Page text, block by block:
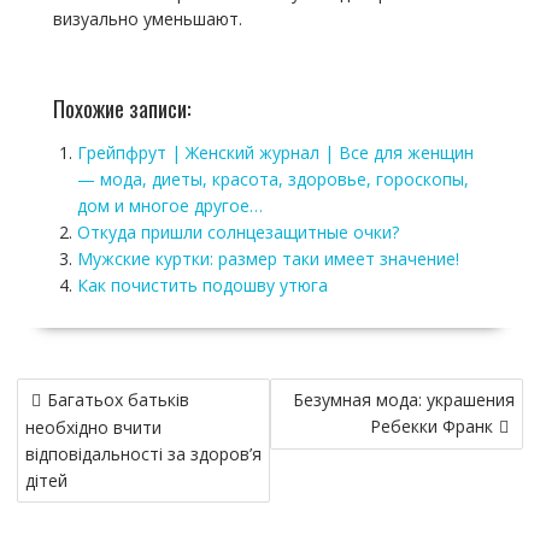
визуально уменьшают.
Похожие записи:
Грейпфрут | Женский журнал | Все для женщин
— мода, диеты, красота, здоровье, гороскопы,
дом и многое другое…
Откуда пришли солнцезащитные очки?
Мужские куртки: размер таки имеет значение!
Как почистить подошву утюга
Навигация
по
записям
Багатьох батьків
необхідно вчити
відповідальності за здоров’я
дітей
Безумная мода: украшения
Ребекки Франк